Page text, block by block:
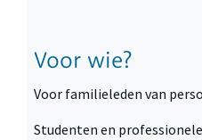
Voor wie?
Voor familieleden van
Studenten en